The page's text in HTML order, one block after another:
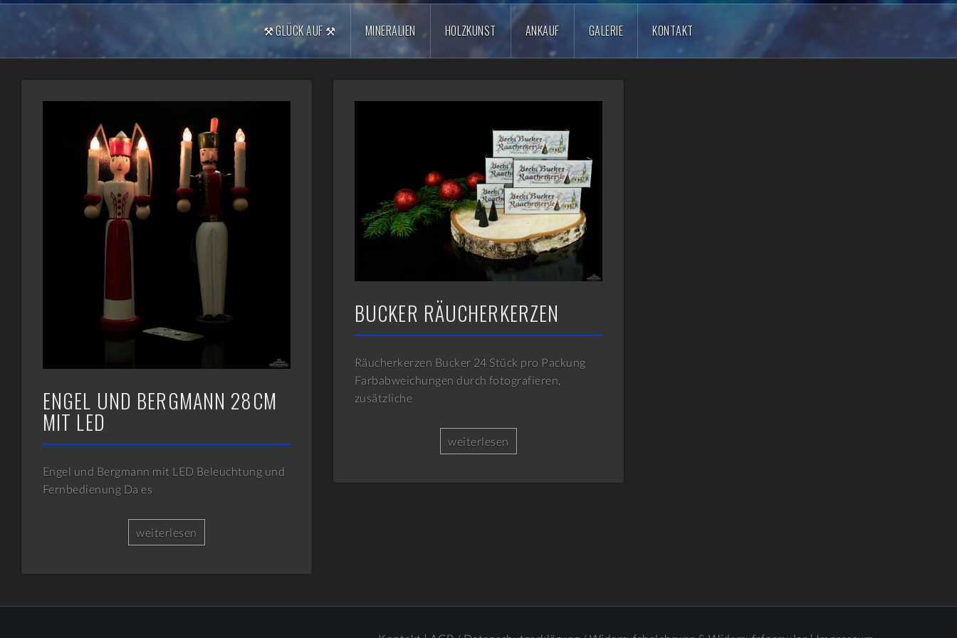
⚒️ GLÜCK AUF ⚒️ MINERALIEN HOLZKUNST ANKAUF GALERIE KONTAKT
ENGEL UND BERGMANN 28CM
MIT LED
Engel und Bergmann mit LED Beleuchtung und
Fernbedienung Da es
weiterlesen
BUCKER RÄUCHERKERZEN
Räucherkerzen Bucker 24 Stück pro Packung
Farbabweichungen durch fotografieren,
zusätzliche
weiterlesen